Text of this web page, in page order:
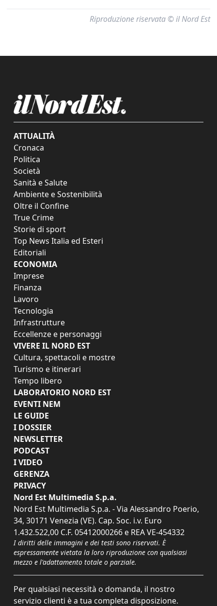
Riproduzione riservata © il Nord Est
ATTUALITÀ
Cronaca
Politica
Società
Sanità e Salute
Ambiente e Sostenibilità
Oltre il Confine
True Crime
Storie di sport
Top News Italia ed Esteri
Editoriali
ECONOMIA
Imprese
Finanza
Lavoro
Tecnologia
Infrastrutture
Eccellenze e personaggi
VIVERE IL NORD EST
Cultura, spettacoli e mostre
Turismo e itinerari
Tempo libero
LABORATORIO NORD EST
EVENTI NEM
LE GUIDE
I DOSSIER
NEWSLETTER
PODCAST
I VIDEO
GERENZA
PRIVACY
Nord Est Multimedia S.p.a.
Nord Est Multimedia S.p.a. - Via Alessandro Poerio,
34, 30171 Venezia (VE). Cap. Soc. i.v. Euro
1.432.522,00 C.F. 05412000266 e REA VE-454332
I diritti delle immagini e dei testi sono riservati. È
espressamente vietata la loro riproduzione con qualsiasi
mezzo e l'adattamento totale o parziale.
Per qualsiasi necessità o domanda, il nostro
servizio clienti è a tua completa disposizione.